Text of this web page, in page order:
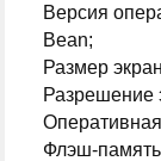
Версия
Bean;
Размер
Разрешение
Флэш-